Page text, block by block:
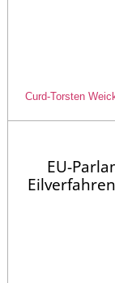
Curd-Torsten
EU-